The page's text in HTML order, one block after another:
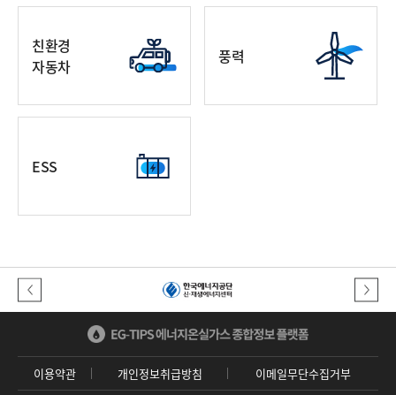
친환경
자동차
풍력
ESS
이용약관 개인정보취급방침 이메일무단수집거부